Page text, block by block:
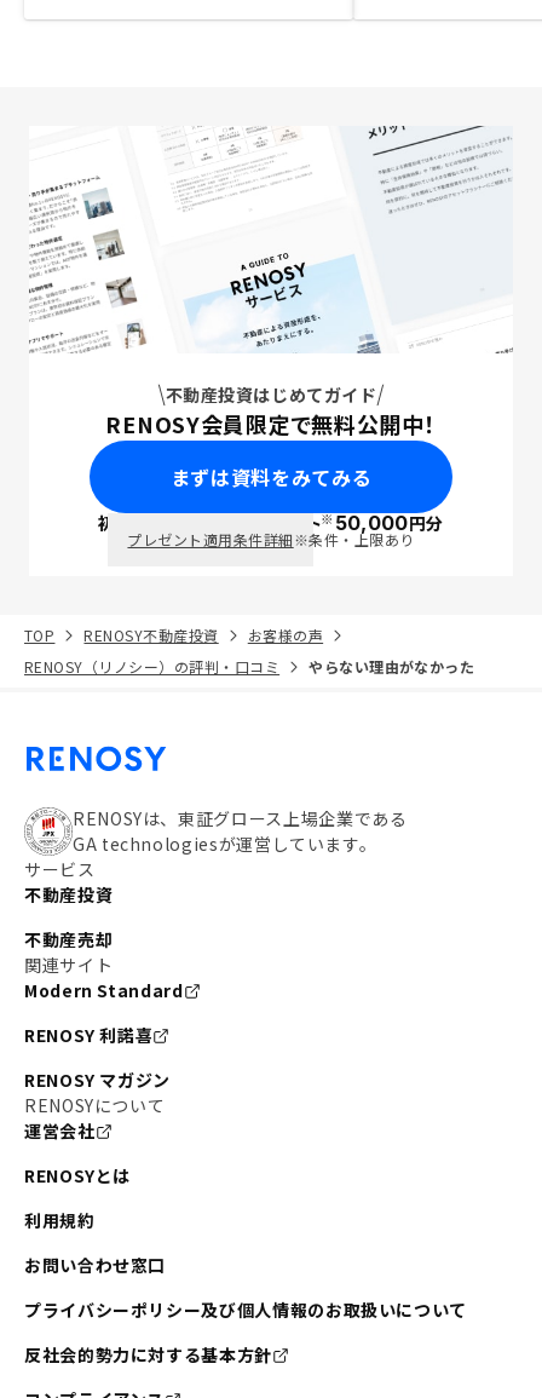
不動産投資はじめてガイド
RENOSY会員限定で無料公開中！
まずは資料をみてみる
初回面談で ポイント※50,000円分
プレゼント適用条件詳細※条件・上限あり
TOP RENOSY不動産投資
お客様の声
RENOSY（リノシー）の評判・口コミ
やらない理由がなかった
RENOSYは、東証グロース上場企業である
GA technologiesが運営しています。
サービス
不動産投資
不動産売却
関連サイト
Modern Standard
RENOSY 利諾喜
RENOSY マガジン
RENOSYについて
運営会社
RENOSYとは
利用規約
お問い合わせ窓口
プライバシーポリシー及び個人情報のお取扱いについて
反社会的勢力に対する基本方針